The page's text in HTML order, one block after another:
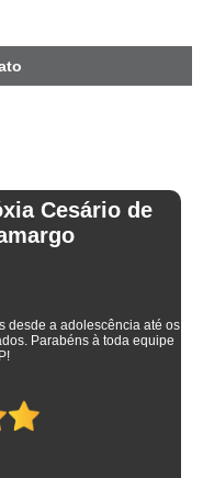
Cesário de
desde a adolescência até os
Parabéns à toda equipe